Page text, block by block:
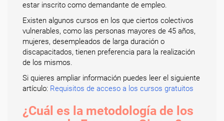
estar inscrito como demandante de empleo.
Existen algunos cursos en los que ciertos colectivos
vulnerables, como las personas mayores de 45 años,
mujeres, desempleados de larga duración o
discapacitados, tienen preferencia para la realización
de los mismos.
Si quieres ampliar información puedes leer el siguiente
artículo: Requisitos de acceso a los cursos gratuitos
¿Cuál es la metodología de los